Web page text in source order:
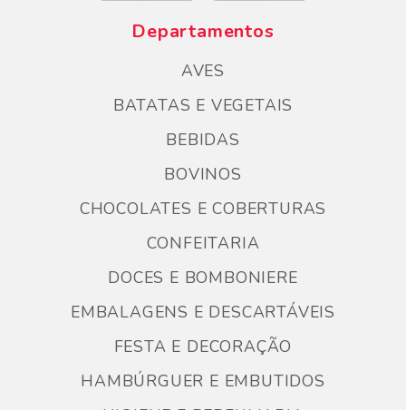
Departamentos
AVES
BATATAS E VEGETAIS
BEBIDAS
BOVINOS
CHOCOLATES E COBERTURAS
CONFEITARIA
DOCES E BOMBONIERE
EMBALAGENS E DESCARTÁVEIS
FESTA E DECORAÇÃO
HAMBÚRGUER E EMBUTIDOS